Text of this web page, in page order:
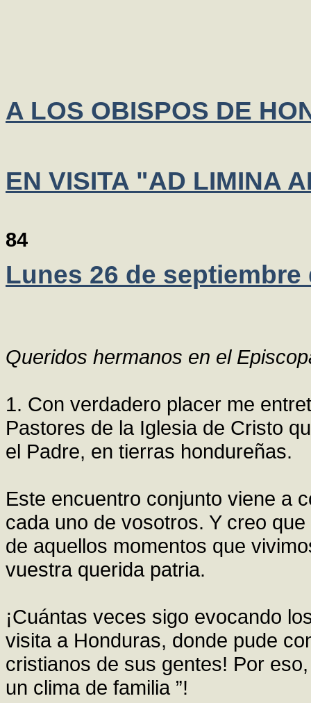
A LOS OBISPOS DE
EN VISITA "AD LIMINA
84
Lunes 26 de septiembre
Queridos hermanos en el
1. Con verdadero placer me
Pastores de la Iglesia de Cristo
el Padre, en tierras hondureñas.
Este encuentro conjunto viene a
cada uno de vosotros. Y creo
de aquellos momentos que
vuestra querida patria.
¡Cuántas veces sigo evocando
visita a Honduras, donde pude
cristianos de sus gentes! Por
un clima de familia ”!